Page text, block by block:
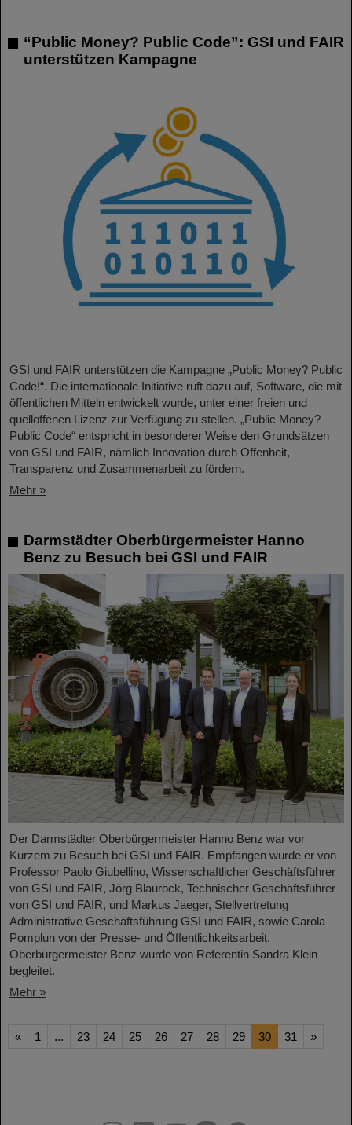
“Public Money? Public Code”: GSI und FAIR
unterstützen Kampagne
GSI und FAIR unterstützen die Kampagne „Public Money? Public
Code!“. Die internationale Initiative ruft dazu auf, Software, die mit
öffentlichen Mitteln entwickelt wurde, unter einer freien und
quelloffenen Lizenz zur Verfügung zu stellen. „Public Money?
Public Code“ entspricht in besonderer Weise den Grundsätzen
von GSI und FAIR, nämlich Innovation durch Offenheit,
Transparenz und Zusammenarbeit zu fördern.
Mehr »
Darmstädter Oberbürgermeister Hanno
Benz zu Besuch bei GSI und FAIR
Der Darmstädter Oberbürgermeister Hanno Benz war vor
Kurzem zu Besuch bei GSI und FAIR. Empfangen wurde er von
Professor Paolo Giubellino, Wissenschaftlicher Geschäftsführer
von GSI und FAIR, Jörg Blaurock, Technischer Geschäftsführer
von GSI und FAIR, und Markus Jaeger, Stellvertretung
Administrative Geschäftsführung GSI und FAIR, sowie Carola
Pomplun von der Presse- und Öffentlichkeitsarbeit.
Oberbürgermeister Benz wurde von Referentin Sandra Klein
begleitet.
Mehr »
« 1 ... 23 24 25 26 27 28 29 30 31 »